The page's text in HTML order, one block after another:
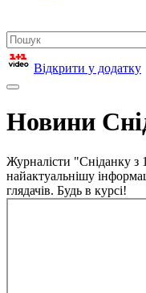
Відкрити у додатку
Новини
Журналісти "Сніданку з
найактуальнішу
глядачів. Будь в курсі!